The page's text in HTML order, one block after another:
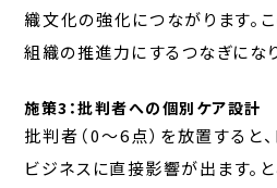
織文化の強化につながります。
組織の推進力にするつなぎになり
施策3：批判者への個別ケア設計
批判者（0〜6点）を放置すると
ビジネスに直接影響が出ます